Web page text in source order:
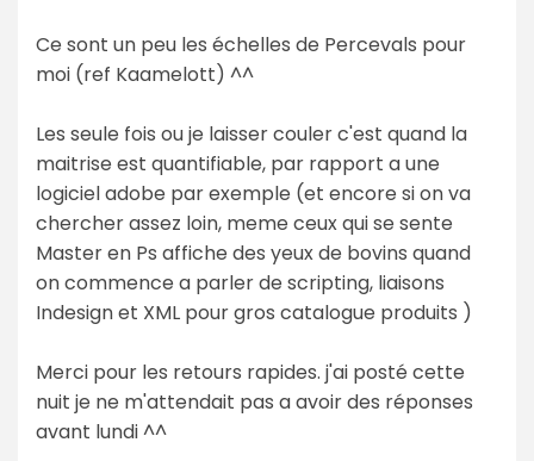
Ce sont un peu les échelles de Percevals pour
moi (ref Kaamelott) ^^
Les seule fois ou je laisser couler c'est quand la
maitrise est quantifiable, par rapport a une
logiciel adobe par exemple (et encore si on va
chercher assez loin, meme ceux qui se sente
Master en Ps affiche des yeux de bovins quand
on commence a parler de scripting, liaisons
Indesign et XML pour gros catalogue produits )
Merci pour les retours rapides. j'ai posté cette
nuit je ne m'attendait pas a avoir des réponses
avant lundi ^^